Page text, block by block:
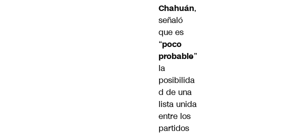
Chahuán,
señaló
que es
“poco
probable”
la
posibilida
d de una
lista unida
entre los
partidos